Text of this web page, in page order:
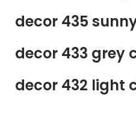
decor 435
decor 433 grey
decor 432 light